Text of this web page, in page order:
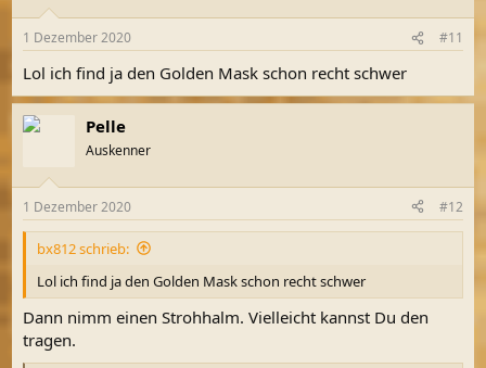
1 Dezember 2020 #11
Lol ich find ja den Golden Mask schon recht schwer
Pelle
Auskenner
1 Dezember 2020 #12
bx812 schrieb:
Lol ich find ja den Golden Mask schon recht schwer
Dann nimm einen Strohhalm. Vielleicht kannst Du den
tragen.